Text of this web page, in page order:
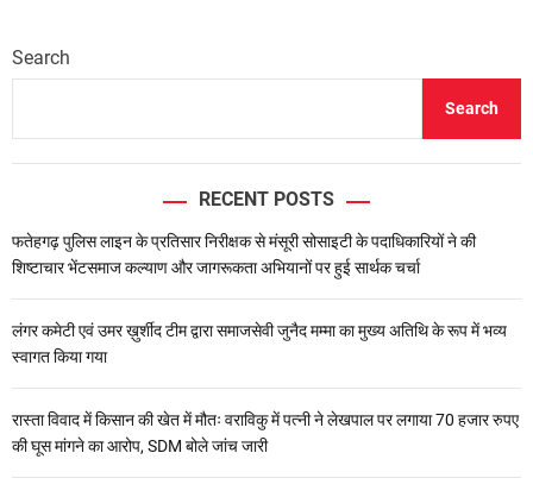
Search
Search
RECENT POSTS
फतेहगढ़ पुलिस लाइन के प्रतिसार निरीक्षक से मंसूरी सोसाइटी के पदाधिकारियों ने की
शिष्टाचार भेंटसमाज कल्याण और जागरूकता अभियानों पर हुई सार्थक चर्चा
लंगर कमेटी एवं उमर ख़ुर्शीद टीम द्वारा समाजसेवी जुनैद मम्मा का मुख्य अतिथि के रूप में भव्य
स्वागत किया गया
रास्ता विवाद में किसान की खेत में मौतः वराविकु में पत्नी ने लेखपाल पर लगाया 70 हजार रुपए
की घूस मांगने का आरोप, SDM बोले जांच जारी